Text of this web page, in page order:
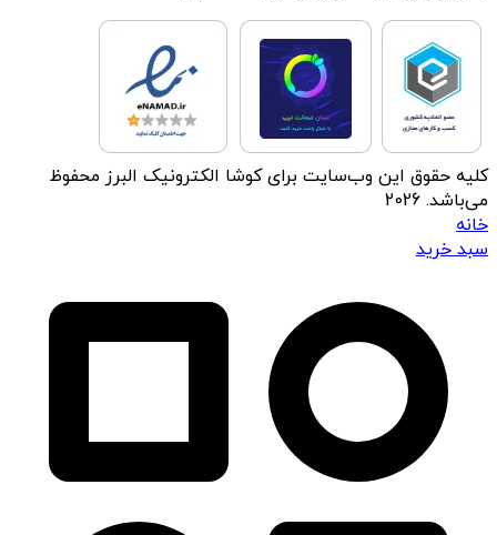
کلیه حقوق این وب‌سایت برای کوشا الکترونیک البرز محفوظ
می‌باشد. 2026
خانه
سبد خرید